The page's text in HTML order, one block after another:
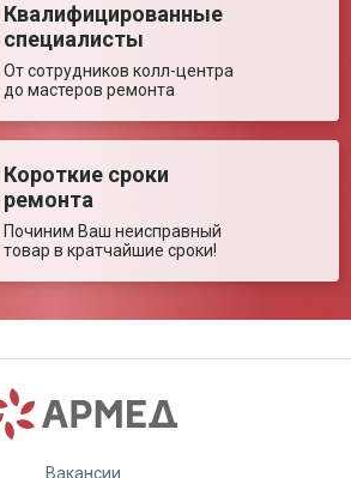
Квалифицированные
специалисты
От сотрудников колл-центра
до мастеров ремонта
Короткие сроки
ремонта
Починим Ваш неисправный
товар в кратчайшие сроки!
Вакансии